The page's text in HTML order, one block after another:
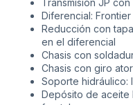
Transmisión JP
Diferencial: Frontier
Reducción con
en el diferencial
Chasis con
Chasis con giro
Soporte hidráulico:
Depósito de aceite